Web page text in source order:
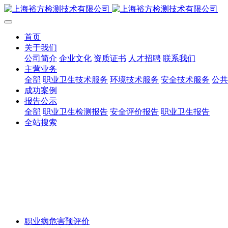
首页
关于我们
公司简介 企业文化 资质证书 人才招聘 联系我们
主营业务
全部 职业卫生技术服务 环境技术服务 安全技术服务 公
成功案例
报告公示
全部 职业卫生检测报告 安全评价报告 职业卫生报告
全站搜索
职业病危害预评价